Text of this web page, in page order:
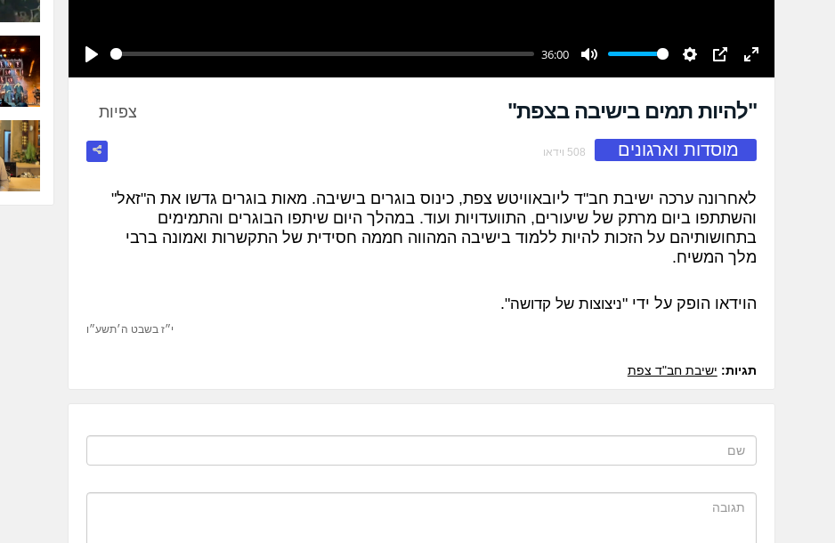
Play
36:00
Mute Settings PIPEnter
fullscreen
"להיות תמים בישיבה בצפת" צפיות
מוסדות וארגונים 508 וידאו
לאחרונה ערכה ישיבת חב"ד ליובאוויטש צפת, כינוס בוגרים בישיבה. מאות בוגרים גדשו את ה"זאל"
והשתתפו ביום מרתק של שיעורים, התוועדויות ועוד. במהלך היום שיתפו הבוגרים והתמימים
בתחושותיהם על הזכות להיות ללמוד בישיבה המהווה חממה חסידית של התקשרות ואמונה ברבי
מלך המשיח.
הוידאו הופק על ידי "ניצוצות של קדושה".
י״ז בשבט ה׳תשע״ו
תגיות: ישיבת חב"ד צפת